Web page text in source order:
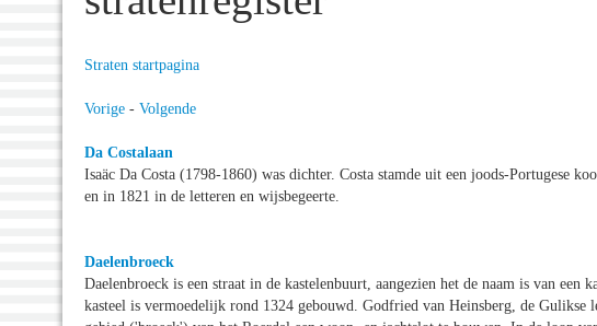
Straten startpagina
Vorige - Volgende
Da Costalaan
Isaäc Da Costa (1798-1860) was dichter. Costa stamde uit een joods-Portugese
en in 1821 in de letteren en wijsbegeerte.
Daelenbroeck
Daelenbroeck is een straat in de kastelenbuurt, aangezien het de naam is van
kasteel is vermoedelijk rond 1324 gebouwd. Godfried van Heinsberg, de Gulikse